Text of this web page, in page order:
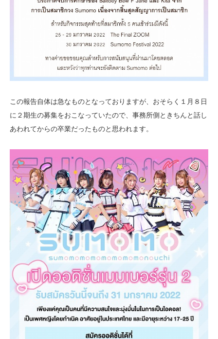
この報告自体は急なものとなっておりますが、おそらく１月８日
に２期生の募集をおこなっていたので、事務所側ときちんと話し
あわれてからの卒業だったものと思われます。